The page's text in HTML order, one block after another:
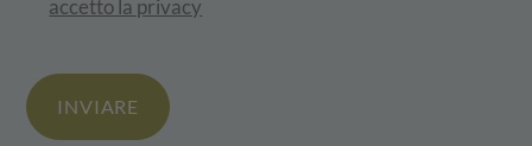
accetto la privacy
INVIARE